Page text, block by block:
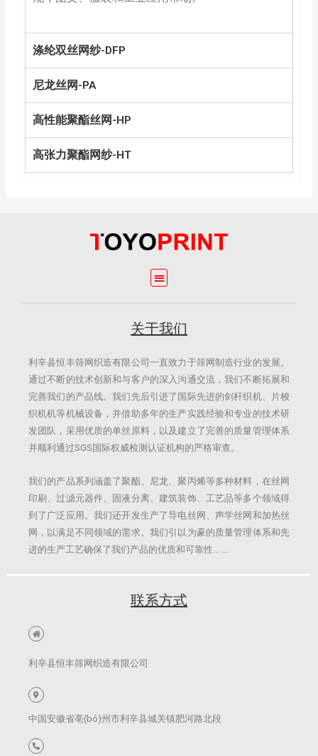
涤纶双丝网纱-DFP
尼龙丝网-PA
高性能聚酯丝网-HP
高张力聚酯网纱-HT
关于我们
利辛县恒丰筛网织造有限公司一直致力于筛网制造行业的发展。
通过不断的技术创新和与客户的深入沟通交流，我们不断拓展和
完善我们的产品线。我们先后引进了国际先进的剑杆织机、片梭
织机机等机械设备，并借助多年的生产实践经验和专业的技术研
发团队，采用优质的单丝原料，以及建立了完善的质量管理体系
并顺利通过SGS国际权威检测认证机构的严格审查。
我们的产品系列涵盖了聚酯、尼龙、聚丙烯等多种材料，在丝网
印刷、过滤元器件、固液分离、建筑装饰、工艺品等多个领域得
到了广泛应用。我们还开发生产了导电丝网、声学丝网和加热丝
网，以满足不同领域的需求。我们引以为豪的质量管理体系和先
进的生产工艺确保了我们产品的优质和可靠性...​ ...
联系方式
利辛县恒丰筛网织造有限公司
中国安徽省亳(bó)州市利辛县城关镇肥河路北段